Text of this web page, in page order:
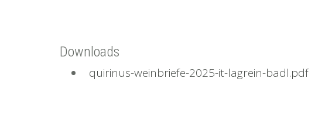
Downloads
quirinus-weinbriefe-2025-it-lagrein-badl.pdf